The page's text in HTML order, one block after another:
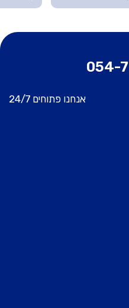
054-
אנחנו פתוחים 24/7